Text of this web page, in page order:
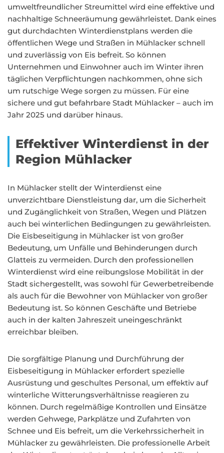
umweltfreundlicher Streumittel wird eine effektive und
nachhaltige Schneeräumung gewährleistet. Dank eines
gut durchdachten Winterdienstplans werden die
öffentlichen Wege und Straßen in Mühlacker schnell
und zuverlässig von Eis befreit. So können
Unternehmen und Einwohner auch im Winter ihren
täglichen Verpflichtungen nachkommen, ohne sich
um rutschige Wege sorgen zu müssen. Für eine
sichere und gut befahrbare Stadt Mühlacker – auch im
Jahr 2025 und darüber hinaus.
Effektiver Winterdienst in der
Region Mühlacker
In Mühlacker stellt der Winterdienst eine
unverzichtbare Dienstleistung dar, um die Sicherheit
und Zugänglichkeit von Straßen, Wegen und Plätzen
auch bei winterlichen Bedingungen zu gewährleisten.
Die Eisbeseitigung in Mühlacker ist von großer
Bedeutung, um Unfälle und Behinderungen durch
Glatteis zu vermeiden. Durch den professionellen
Winterdienst wird eine reibungslose Mobilität in der
Stadt sichergestellt, was sowohl für Gewerbetreibende
als auch für die Bewohner von Mühlacker von großer
Bedeutung ist. So können Geschäfte und Betriebe
auch in der kalten Jahreszeit uneingeschränkt
erreichbar bleiben.
Die sorgfältige Planung und Durchführung der
Eisbeseitigung in Mühlacker erfordert spezielle
Ausrüstung und geschultes Personal, um effektiv auf
winterliche Witterungsverhältnisse reagieren zu
können. Durch regelmäßige Kontrollen und Einsätze
werden Gehwege, Parkplätze und Zufahrten von
Schnee und Eis befreit, um die Verkehrssicherheit in
Mühlacker zu gewährleisten. Die professionelle Arbeit